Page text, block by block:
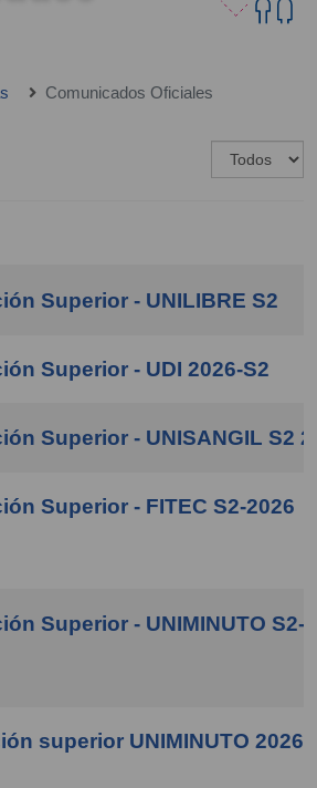
Comunicados Oficiales
Mostrar #
Superior - UNILIBRE S2
Superior - UDI 2026-S2
Superior - UNISANGIL S2
Superior - FITEC S2-2026
Superior - UNIMINUTO S2-
superior UNIMINUTO 2026